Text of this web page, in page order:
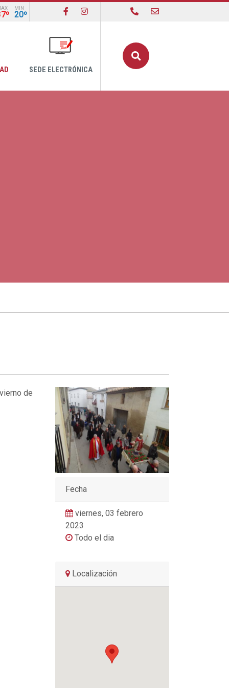
MIN
20º
SEDE ELECTRÓNICA
de
Fecha
viernes, 03 febrero
2023
Todo el dia
Localización